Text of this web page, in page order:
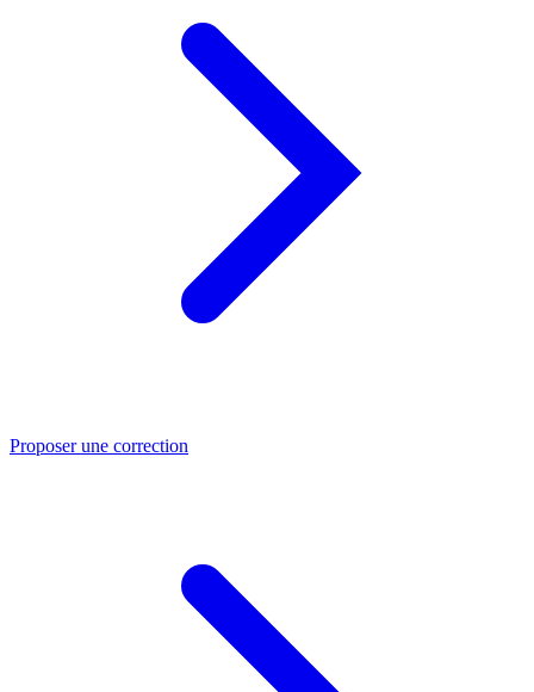
Proposer une correction